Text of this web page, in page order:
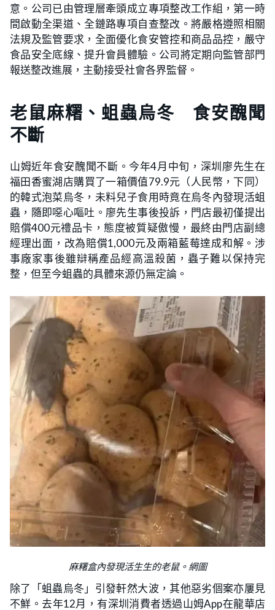
意。公司已由管理層牽頭成立專項整改工作組，第一時
間啟動全渠道、全鏈路專項自查整改。將嚴格遵照相關
法規及監管要求，全面優化食安管控和商品品控，嚴守
食品安全底線、提升會員體驗。公司將定期向監管部門
報送整改進展，主動接受社會各界監督。
老鼠麻糬、蛆蟲烏冬 食安醜聞
不斷
山姆近年食安醜聞不斷。今年4月中旬，深圳廖先生在
福田香蜜湖店購買了一箱價值79.9元（人民幣，下同）
的韓式泡菜烏冬，未料兒子食用時竟在烏冬內發現活蛆
蟲，隨即噁心嘔吐。廖先生事後投訴，門店最初僅提出
賠償400元禮品卡，態度被質疑傲慢，最終由門店副總
經理出面，改為賠償1,000元及兩箱藍莓達成和解。涉
事廠家事後雖辯稱產品經高溫殺菌，蟲子難以保持完
整，但至今蛆蟲的具體來源仍無定論。
麻糬盒內發現活生生的老鼠。網圖
除了「蛆蟲烏冬」引發軒然大波，其他惡劣個案亦屢見
不鮮。去年12月，有深圳消費者透過山姆App在龍華店